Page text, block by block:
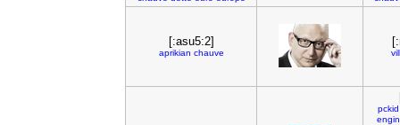
[:asu5:2]
aprikian chauve
pckid